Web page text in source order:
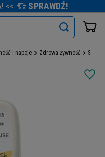
<< SPRAWDŹ!
i napoje Zdrowa żywność Sosy i